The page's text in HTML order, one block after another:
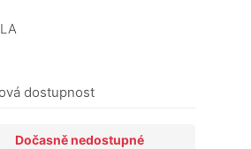
dostupnost
Dočasně nedostupné